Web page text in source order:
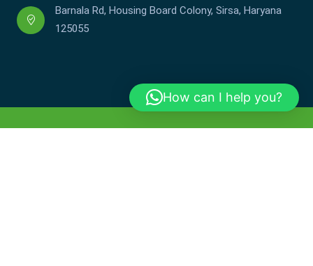
Barnala Rd, Housing Board Colony, Sirsa, Haryana
125055
How can I help you?